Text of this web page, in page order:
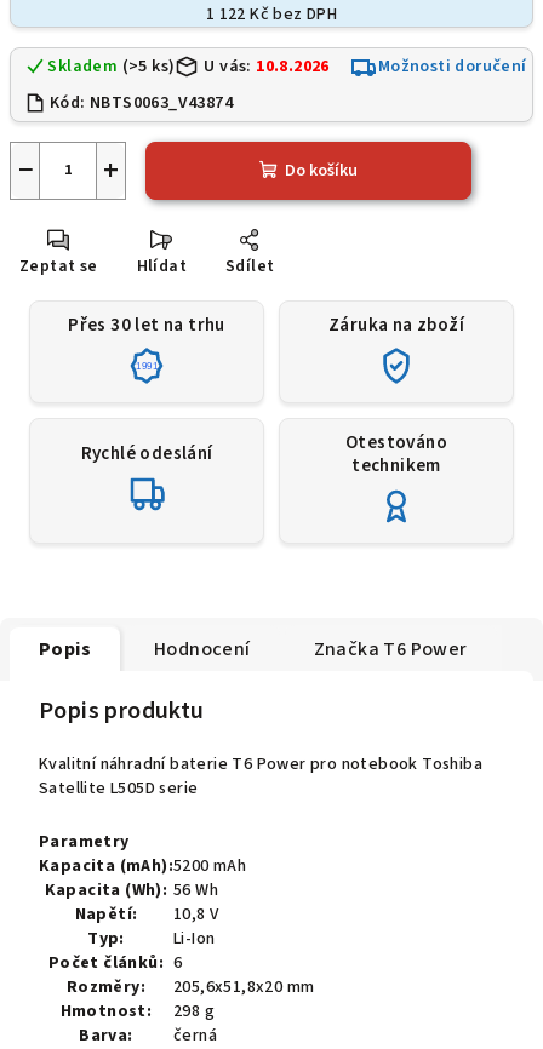
1 122 Kč bez DPH
Skladem (>5 ks) U vás: 10.8.2026
Možnosti doručení
Kód: NBTS0063_V43874
+
− Do košíku
Zeptat se Hlídat Sdílet
Přes 30 let na trhu
1991
Záruka na zboží
Rychlé odeslání
Otestováno
technikem
Popis Hodnocení Značka T6 Power
Popis produktu
Kvalitní náhradní baterie T6 Power pro notebook Toshiba
Satellite L505D serie
Parametry
Kapacita (mAh):5200 mAh
Kapacita (Wh): 56 Wh
Napětí:
10,8 V
Typ:
Li-Ion
Počet článků: 6
Rozměry:
205,6x51,8x20 mm
Hmotnost:
298 g
Barva:
černá